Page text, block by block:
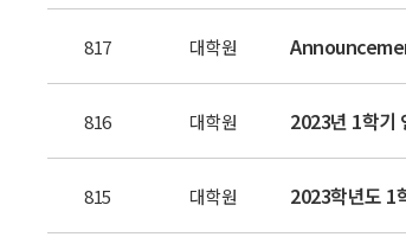
817 대학원
816 대학원 2023년 1학기
815 대학원 2023학년도 1